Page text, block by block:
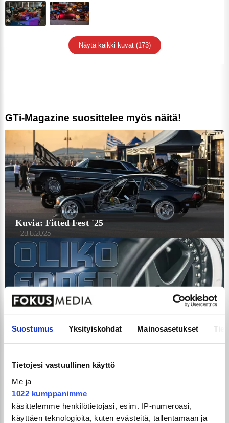
Suostumus Yksityiskohdat Mainosasetukset
Tietojesi vastuullinen käyttö
Me ja
1022 kumppanimme
käsittelemme henkilötietojasi, esim. IP-numeroasi,
käyttäen teknologioita, kuten evästeitä, tallentamaan ja
Näytä kaikki kuvat (173)
GTi-Magazine suosittelee myös näitä!
Kuvia: Fitted Fest '25
28.8.2025
paremmin?